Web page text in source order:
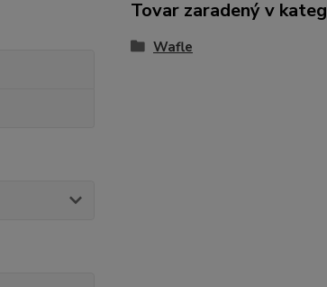
Tovar zaradený v
Wafle